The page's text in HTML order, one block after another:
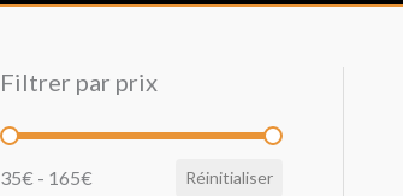
Filtrer par prix
Filtrer par prix
35€ - 165€ Réinitialiser